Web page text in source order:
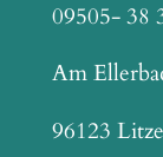
09505- 38
Am
96123